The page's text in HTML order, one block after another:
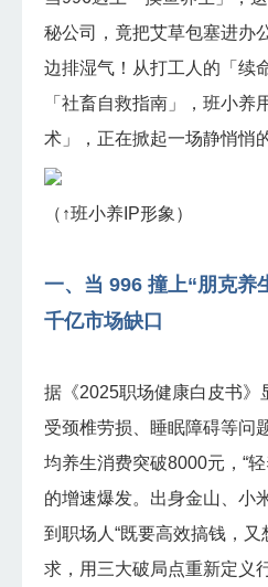
秘公司，竟把艾草包塞进办
边排湿气！从打工人的「续
「社畜自救指南」，班小养
术」，正在掀起一场静悄
（↑班小养IP形象）
一、当 996 撞上“朋克养
千亿市场缺口
据《2025职场健康白皮书》
受颈椎劳损、睡眠障碍等问
均养生消费突破8000元，“
的增速爆发。出身金山、小
到职场人“既要高效搞钱，又
求，用三大破局点重新定义